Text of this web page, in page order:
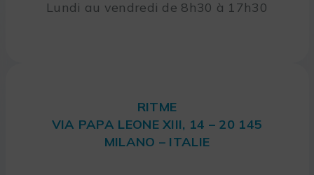
Lundi au vendredi de 8h30 à 17h30
RITME
VIA PAPA LEONE XIII, 14 – 20 145
MILANO – ITALIE